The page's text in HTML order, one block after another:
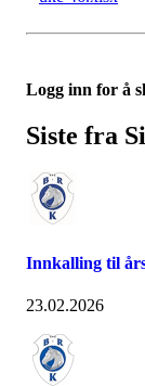
Logg inn for å
Siste fra
Innkalling til
23.02.2026